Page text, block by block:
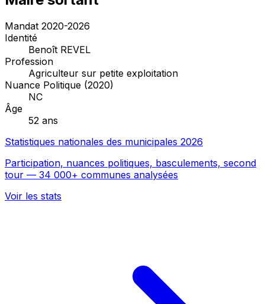
Mandat 2020-2026
Identité
Benoît REVEL
Profession
Agriculteur sur petite exploitation
Nuance Politique (2020)
NC
Âge
52 ans
Statistiques nationales des municipales 2026
Participation, nuances politiques, basculements, second
tour — 34 000+ communes analysées
Voir les stats